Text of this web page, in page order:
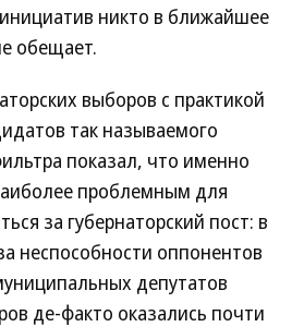
никто в ближайшее
обещает.
выборов с практикой
так называемого
показал, что именно
проблемным для
за губернаторский пост: в
неспособности оппонентов
депутатов
де-факто оказались почти